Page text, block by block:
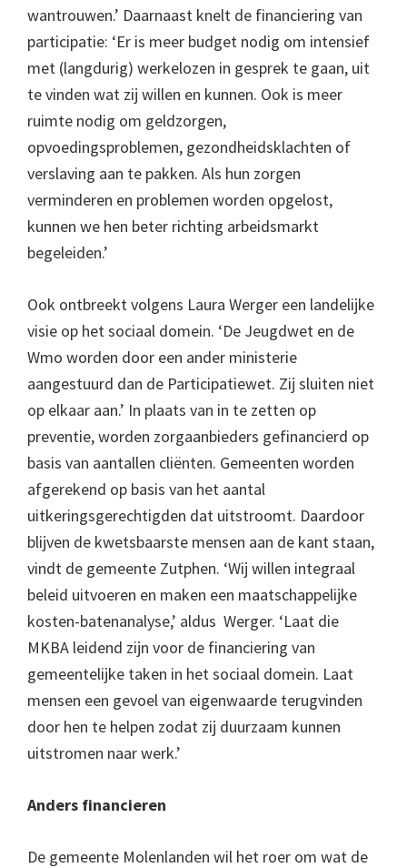
wantrouwen.’ Daarnaast knelt de financiering van
participatie: ‘Er is meer budget nodig om intensief
met (langdurig) werkelozen in gesprek te gaan, uit
te vinden wat zij willen en kunnen. Ook is meer
ruimte nodig om geldzorgen,
opvoedingsproblemen, gezondheidsklachten of
verslaving aan te pakken. Als hun zorgen
verminderen en problemen worden opgelost,
kunnen we hen beter richting arbeidsmarkt
begeleiden.’
Ook ontbreekt volgens Laura Werger een landelijke
visie op het sociaal domein. ‘De Jeugdwet en de
Wmo worden door een ander ministerie
aangestuurd dan de Participatiewet. Zij sluiten niet
op elkaar aan.’ In plaats van in te zetten op
preventie, worden zorgaanbieders gefinancierd op
basis van aantallen cliënten. Gemeenten worden
afgerekend op basis van het aantal
uitkeringsgerechtigden dat uitstroomt. Daardoor
blijven de kwetsbaarste mensen aan de kant staan,
vindt de gemeente Zutphen. ‘Wij willen integraal
beleid uitvoeren en maken een maatschappelijke
kosten-batenanalyse,’ aldus Werger. ‘Laat die
MKBA leidend zijn voor de financiering van
gemeentelijke taken in het sociaal domein. Laat
mensen een gevoel van eigenwaarde terugvinden
door hen te helpen zodat zij duurzaam kunnen
uitstromen naar werk.’
Anders financieren
De gemeente Molenlanden wil het roer om wat de